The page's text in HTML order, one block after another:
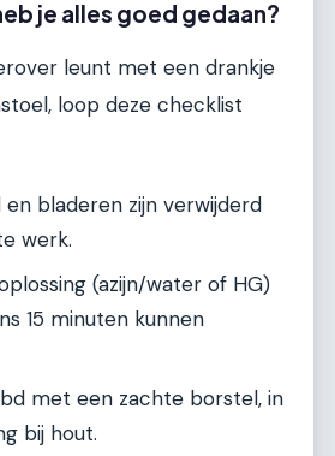
je alles goed gedaan?
leunt met een drankje
loop deze checklist
en bladeren zijn verwijderd
werk.
(azijn/water of HG)
15 minuten kunnen
met een zachte borstel, in
bij hout.